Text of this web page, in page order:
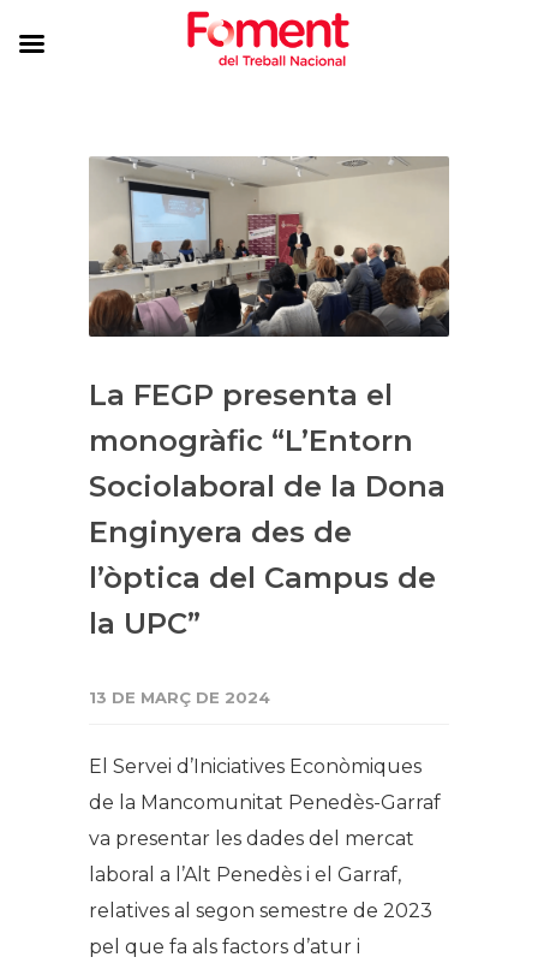
La FEGP presenta el
monogràfic “L’Entorn
Sociolaboral de la Dona
Enginyera des de
l’òptica del Campus de
la UPC”
13 DE MARÇ DE 2024
El Servei d’Iniciatives Econòmiques
de la Mancomunitat Penedès-Garraf
va presentar les dades del mercat
laboral a l’Alt Penedès i el Garraf,
relatives al segon semestre de 2023
pel que fa als factors d’atur i